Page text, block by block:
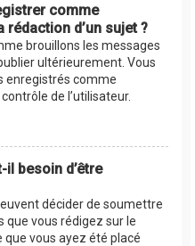
comme
d’un sujet ?
brouillons les messages
ultérieurement. Vous
enregistrés comme
de l’utilisateur.
besoin d’être
décider de soumettre
que vous rédigez sur le
vous ayez été placé